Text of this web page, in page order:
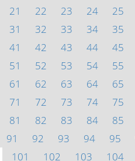
21
22 23 24 25
31
32 33 34 35
41
42 43 44 45
51
52 53 54 55
61
62 63 64 65
71
72 73 74 75
81
82 83 84 85
91
92 93 94 95
101
102 103 104